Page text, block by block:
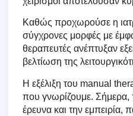
Καθώς προχωρούσε η
σύγχρονες μορφές με
θεραπευτές ανέπτυξαν
βελτίωση της
Η εξέλιξη του manual
που γνωρίζουμε. Σήμερα,
έρευνα και την εμπειρία,